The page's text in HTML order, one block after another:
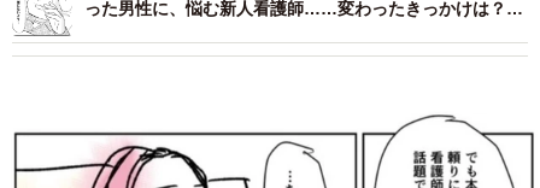
った男性に、悩む新人看護師……変わったきっかけは？